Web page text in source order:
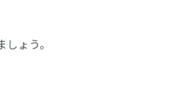
ょう。